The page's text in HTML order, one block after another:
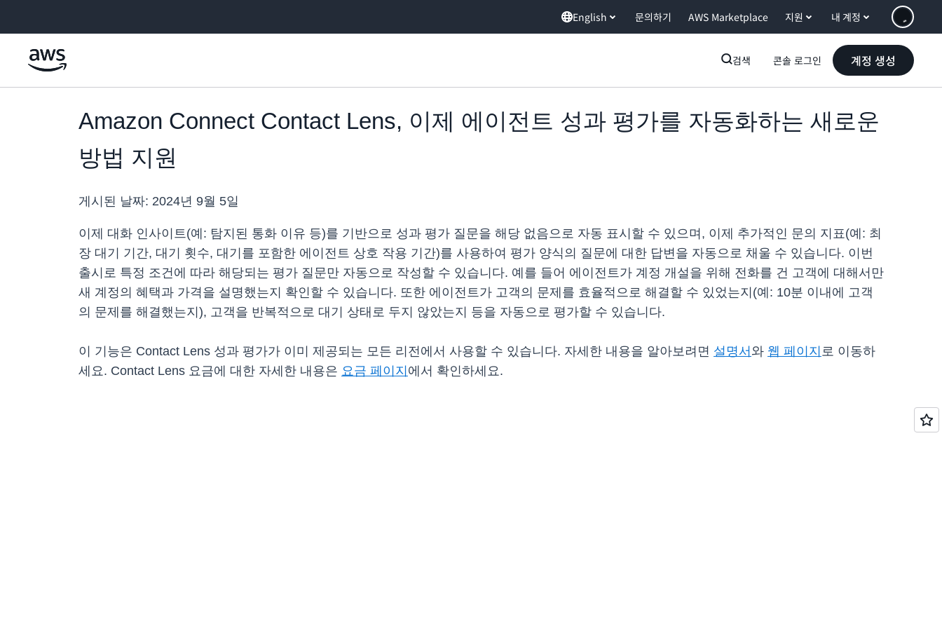
English 문의하기 AWS Marketplace 지원 내 계정
검색 콘솔 로그인 계정 생성
Amazon Connect Contact Lens, 이제 에이전트 성과 평가를 자동화하는 새로운
방법 지원
게시된 날짜: 2024년 9월 5일
이제 대화 인사이트(예: 탐지된 통화 이유 등)를 기반으로 성과 평가 질문을 해당 없음으로 자동 표시할 수 있으며, 이제 추가적인 문의 지표(예: 최
장 대기 기간, 대기 횟수, 대기를 포함한 에이전트 상호 작용 기간)를 사용하여 평가 양식의 질문에 대한 답변을 자동으로 채울 수 있습니다. 이번
출시로 특정 조건에 따라 해당되는 평가 질문만 자동으로 작성할 수 있습니다. 예를 들어 에이전트가 계정 개설을 위해 전화를 건 고객에 대해서만
새 계정의 혜택과 가격을 설명했는지 확인할 수 있습니다. 또한 에이전트가 고객의 문제를 효율적으로 해결할 수 있었는지(예: 10분 이내에 고객
의 문제를 해결했는지), 고객을 반복적으로 대기 상태로 두지 않았는지 등을 자동으로 평가할 수 있습니다.
이 기능은 Contact Lens 성과 평가가 이미 제공되는 모든 리전에서 사용할 수 있습니다. 자세한 내용을 알아보려면 설명서 와 웹 페이지 로 이동하
세요. Contact Lens 요금에 대한 자세한 내용은 요금 페이지 에서 확인하세요.